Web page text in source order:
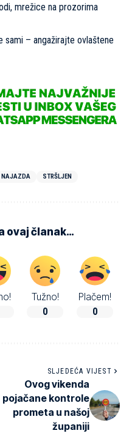
mrežice na prozorima
sami – angažirajte ovlaštene
NAJAZDA STRŠLJEN
ovaj članak…
Tužno!
0
Plačem!
0
SLJEDEĆA VIJEST
Ovog vikenda
pojačane kontrole
prometa u našoj
županiji